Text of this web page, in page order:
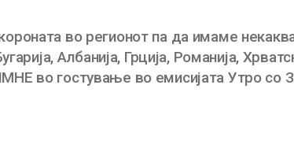
во регионот па да имаме
Албанија, Грција, Романија,
во гостување во емисијата Утро со